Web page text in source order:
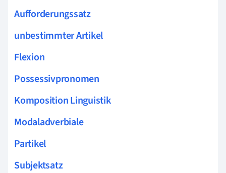
Aufforderungssatz
unbestimmter Artikel
Flexion
Possessivpronomen
Komposition Linguistik
Modaladverbiale
Partikel
Subjektsatz